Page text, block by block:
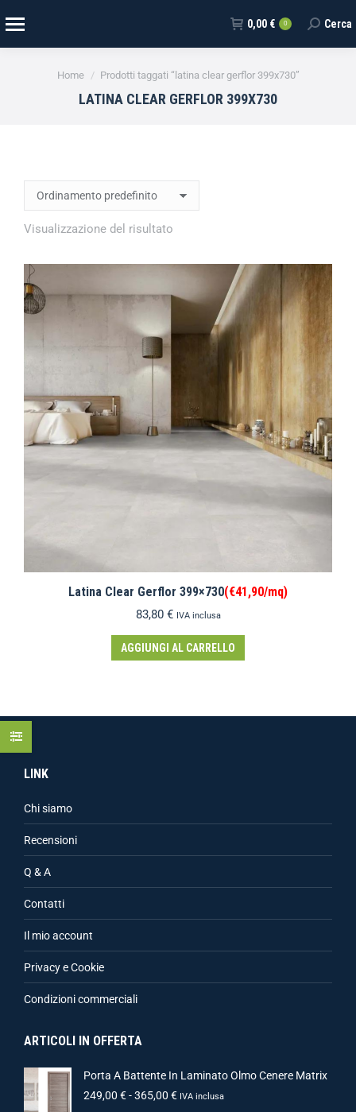
0,00 € 0 Cerca
Tu sei qui:
Home Prodotti taggati “latina clear gerflor 399x730”
LATINA CLEAR GERFLOR 399X730
Visualizzazione del risultato
Latina Clear Gerflor 399×730(€41,90/mq)
83,80 € IVA inclusa
AGGIUNGI AL CARRELLO
LINK
Chi siamo
Recensioni
Q & A
Contatti
Il mio account
Privacy e Cookie
Condizioni commerciali
ARTICOLI IN OFFERTA
Porta A Battente In Laminato Olmo Cenere Matrix
249,00 €-365,00 € IVA inclusa